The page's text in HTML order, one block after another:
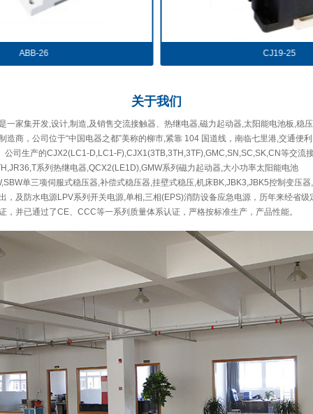
关于我们
一家集开发,设计,制造,及销售交流接触器、热继电器,磁力起动器,太阳能电池板,稳
造商，公司位于“中国电器之都”美称的柳市,紧靠 104 国道线，南临七里港,交通便
司生产的CJX2(LC1-D,LC1-F),CJX1(3TB,3TH,3TF),GMC,SN,SC,SK,CN等交流
系列热继电器,QCX2(LE1D),GMW系列磁力起动器,大小功率太阳能电池
单三项伺服式稳压器,补偿式稳压器,挂壁式稳压,机床BK,JBK3,JBK5控制变压
，及防水电源LPV系列开关电源,单相,三相(EPS)消防设备应急电源，历年来经省级
，并已通过了CE、CCC等一系列质量体系认证，严格按标准生产，产品性能。